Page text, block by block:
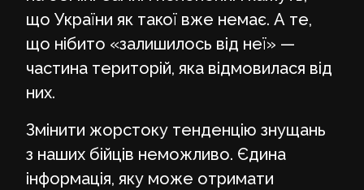
що України як такої вже немає. А те,
що нібито «залишилось від неї» —
частина територій, яка відмовилася від
них.
Змінити жорстоку тенденцію знущань
з наших бійців неможливо. Єдина
інформація, яку може отримати